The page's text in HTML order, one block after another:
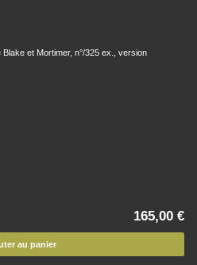
et Mortimer, n°/325 ex., version
165,00 €
au panier